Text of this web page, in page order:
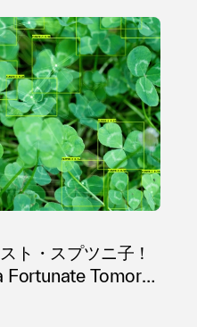
ト・スプツニ子！
Fortunate Tomorro
よい？ー」KOTA